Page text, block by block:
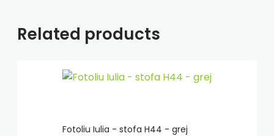
negru
Related products
Fotoliu Iulia - stofa H44 - grej
Adauga